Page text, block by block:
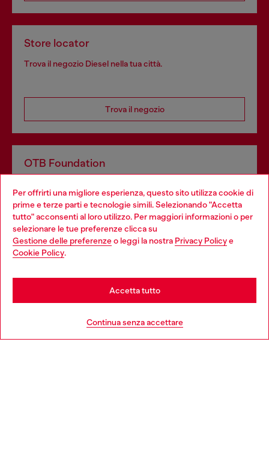
Per offrirti una migliore esperienza, questo sito utilizza cookie di
prime e terze parti e tecnologie simili. Selezionando "Accetta
tutto" acconsenti al loro utilizzo. Per maggiori informazioni o per
selezionare le tue preferenze clicca su
Gestione delle preferenzeo leggi la nostra Privacy Policye
Cookie Policy.
Continua senza accettare
Accetta tutto
Store locator
Trova il negozio Diesel nella tua città.
Trova il negozio
OTB Foundation
profit del gruppo OTB che sostiene progetti concreti per
giovani, donne, inclusione ed emergenze in tutto il mondo.
Choose your location
You are currently browsing Italia website, but it seems you may
be based in United States